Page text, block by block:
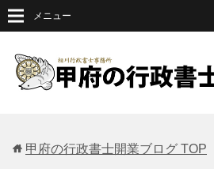
メニュー
甲府の行政書士開業ブログ TOP